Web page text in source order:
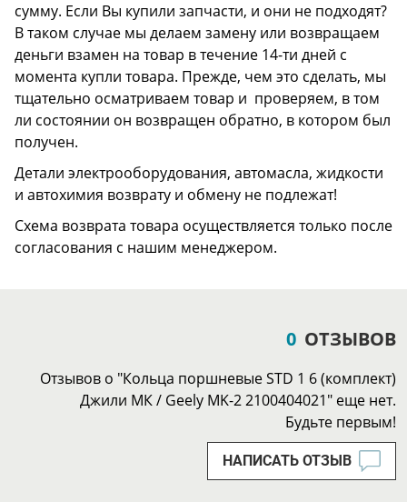
сумму. Если Вы купили запчасти, и они не подходят?
В таком случае мы делаем замену или возвращаем
деньги взамен на товар в течение 14-ти дней с
момента купли товара. Прежде, чем это сделать, мы
тщательно осматриваем товар и проверяем, в том
ли состоянии он возвращен обратно, в котором был
получен.
Детали электрооборудования, автомасла, жидкости
и автохимия возврату и обмену не подлежат!
Схема возврата товара осуществляется только после
согласования с нашим менеджером.
0 ОТЗЫВОВ
Отзывов о "Кольца поршневые STD 1 6 (комплект)
Джили МК / Geely MK-2 2100404021" еще нет.
Будьте первым!
НАПИСАТЬ ОТЗЫВ